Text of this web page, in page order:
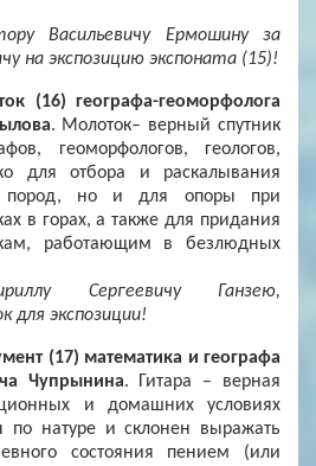
Васильевичу Ермошину за
на экспозицию экспоната (15)!
(16) географа-геоморфолога
. Молоток– верный спутник
геоморфологов, геологов,
для отбора и раскалывания
пород, но и для опоры при
в горах, а также для придания
работающим в безлюдных
Сергеевичу Ганзею,
для экспозиции!
(17) математика и географа
Чупрынина. Гитара – верная
и домашних условиях
по натуре и склонен выражать
состояния пением (или